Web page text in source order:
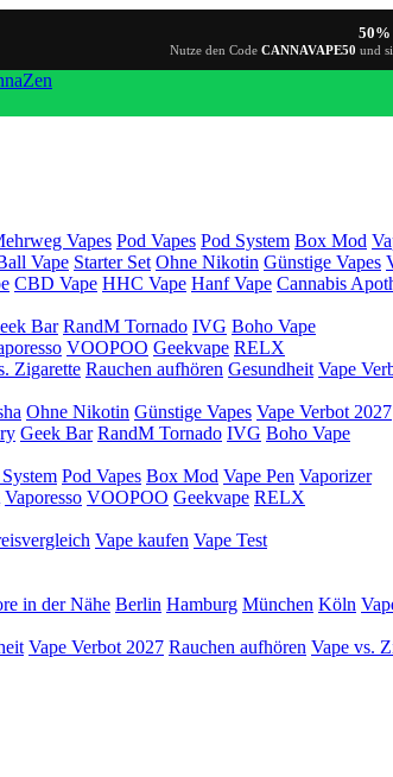
50%
Nutze den Code CANNAVAPE50 und
Vapes Pod Vapes Pod System Box Mod
Vape Starter Set Ohne Nikotin Günstige Vapes
CBD Vape HHC Vape Hanf Vape Cannabis
Bar RandM Tornado IVG Boho Vape
VOOPOO Geekvape RELX
Zigarette Rauchen aufhören Gesundheit Vape
Ohne Nikotin Günstige Vapes Vape Verbot 2027
Geek Bar RandM Tornado IVG Boho Vape
Pod Vapes Box Mod Vape Pen Vaporizer
Vaporesso VOOPOO Geekvape RELX
Vape kaufen Vape Test
in der Nähe Berlin Hamburg München Köln
Vape Verbot 2027 Rauchen aufhören Vape vs.